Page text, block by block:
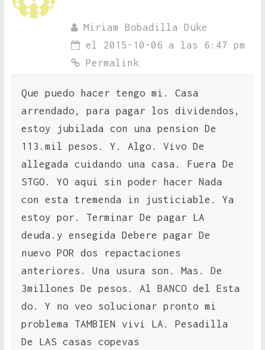
Miriam Bobadilla Duke
el 2015-10-06 a las 6:47 pm
Permalink
Que puedo hacer tengo mi. Casa
arrendado, para pagar los dividendos,
estoy jubilada con una pension De
113.mil pesos. Y. Algo. Vivo De
allegada cuidando una casa. Fuera De
STGO. YO aqui sin poder hacer Nada
con esta tremenda in justiciable. Ya
estoy por. Terminar De pagar LA
deuda.y ensegida Debere pagar De
nuevo POR dos repactaciones
anteriores. Una usura son. Mas. De
3millones De pesos. Al BANCO del Esta
do. Y no veo solucionar pronto mi
problema TAMBIEN vivi LA. Pesadilla
De LAS casas copevas